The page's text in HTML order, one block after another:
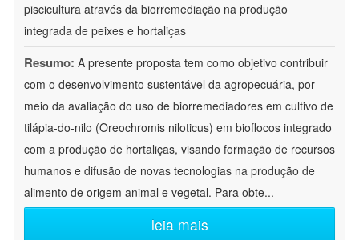
piscicultura através da biorremediação na produção
integrada de peixes e hortaliças
Resumo: A presente proposta tem como objetivo contribuir
com o desenvolvimento sustentável da agropecuária, por
meio da avaliação do uso de biorremediadores em cultivo de
tilápia-do-nilo (Oreochromis niloticus) em bioflocos integrado
com a produção de hortaliças, visando formação de recursos
humanos e difusão de novas tecnologias na produção de
alimento de origem animal e vegetal. Para obte...
leia mais